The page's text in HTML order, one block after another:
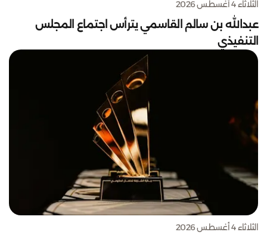
الثلاثاء 4 أغسطس 2026
عبدالله بن سالم القاسمي يترأس اجتماع المجلس
التنفيذي
الثلاثاء 4 أغسطس 2026